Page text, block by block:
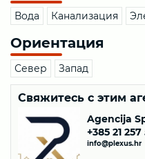
Вода Канализация
Ориентация
Север Запад
Свяжитесь с этим
Agencija
+385 21
info@plexus.hr